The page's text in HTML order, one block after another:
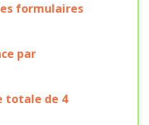
formulaires
par
totale de 4